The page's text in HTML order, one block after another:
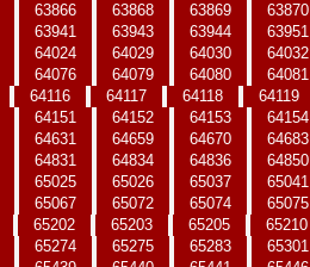
63866 63868 63869 63870
63941 63943 63944 63951
64024 64029 64030 64032
64076 64079 64080 64081
64116 64117 64118 64119
64151 64152 64153 64154
64631 64659 64670 64683
64831 64834 64836 64850
65025 65026 65037 65041
65067 65072 65074 65075
65202 65203 65205 65210
65274 65275 65283 65301